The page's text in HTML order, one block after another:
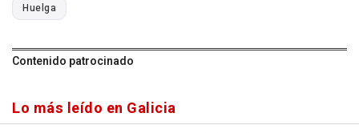
Huelga
Contenido patrocinado
Lo más leído en Galicia